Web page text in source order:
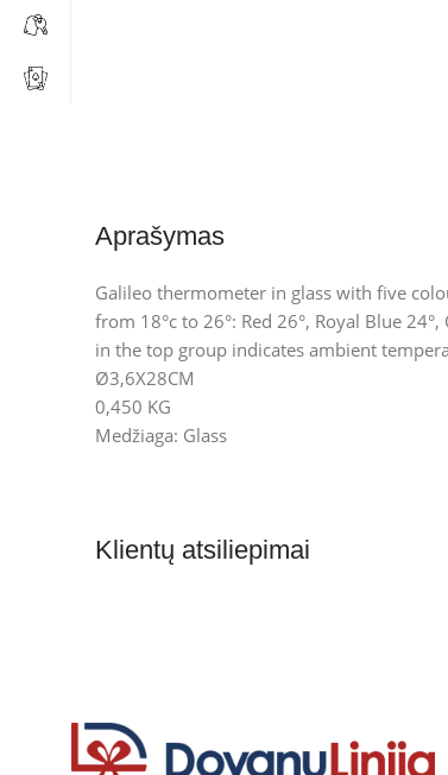
Aprašymas
Galileo thermometer in glass with five
from 18°c to 26°: Red 26°, Royal Blue
in the top group indicates ambient
Ø3,6X28CM
0,450 KG
Medžiaga: Glass
Klientų atsiliepimai